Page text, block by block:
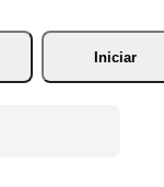
Iniciar